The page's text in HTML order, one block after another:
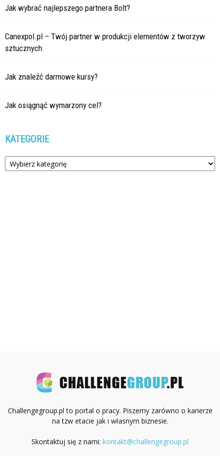
Jak wybrać najlepszego partnera Bolt?
Canexpol.pl – Twój partner w produkcji elementów z tworzyw
sztucznych
Jak znaleźć darmowe kursy?
Jak osiągnąć wymarzony cel?
KATEGORIE
Kategorie
Challengegroup.pl to portal o pracy. Piszemy zarówno o karierze
na tzw etacie jak i własnym biznesie.
Skontaktuj się z nami: kontakt@challengegroup.pl